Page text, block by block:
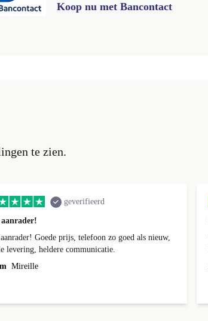
Koop nu met Bancontact
te zien.
geverifieerd
aanrader!
Goede prijs, telefoon zo goed als nieuw,
levering, heldere communicatie.
Mireille